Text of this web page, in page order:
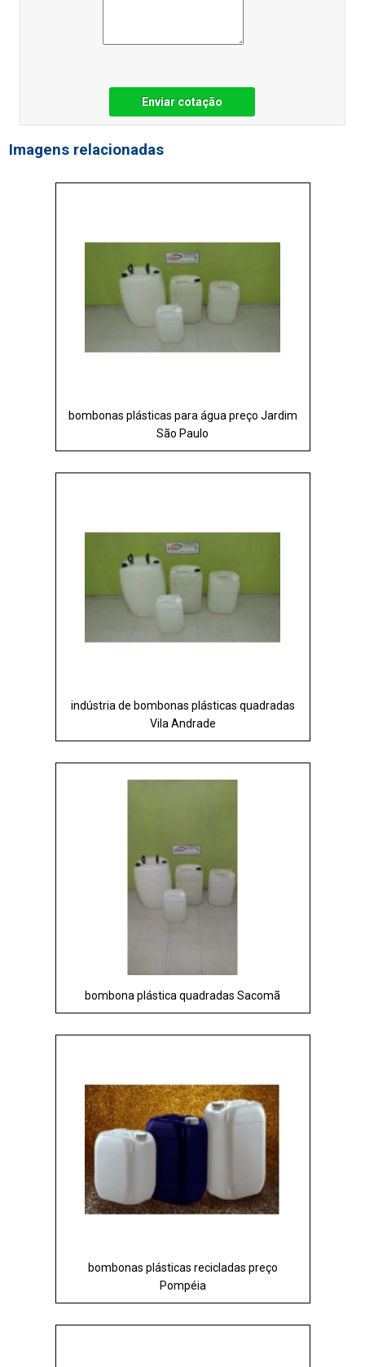
Enviar cotação
Imagens relacionadas
bombonas plásticas para água preço Jardim
São Paulo
indústria de bombonas plásticas quadradas
Vila Andrade
bombona plástica quadradas Sacomã
bombonas plásticas recicladas preço
Pompéia